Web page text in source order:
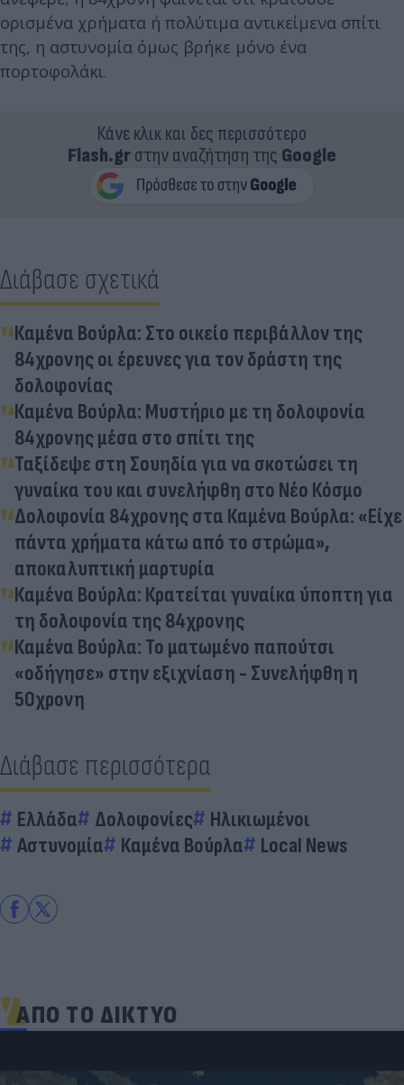
ορισμένα χρήματα ή πολύτιμα αντικείμενα σπίτι
της, η αστυνομία όμως βρήκε μόνο ένα
πορτοφολάκι.
Κάνε κλικ και δες περισσότερο
Flash.grστην αναζήτηση της Google
Διάβασε σχετικά
Καμένα Βούρλα: Στο οικείο περιβάλλον της
84χρονης οι έρευνες για τον δράστη της
δολοφονίας
Καμένα Βούρλα: Μυστήριο με τη δολοφονία
84χρονης μέσα στο σπίτι της
Ταξίδεψε στη Σουηδία για να σκοτώσει τη
γυναίκα του και συνελήφθη στο Νέο Κόσμο
Δολοφονία 84χρονης στα Καμένα Βούρλα: «Είχε
πάντα χρήματα κάτω από το στρώμα»,
αποκαλυπτική μαρτυρία
Καμένα Βούρλα: Κρατείται γυναίκα ύποπτη για
τη δολοφονία της 84χρονης
Καμένα Βούρλα: To ματωμένο παπούτσι
«οδήγησε» στην εξιχνίαση - Συνελήφθη η
50χρονη
Διάβασε περισσότερα
Ελλάδα Δολοφονίες
Ηλικιωμένοι
Αστυνομία
Καμένα Βούρλα Local News
ΑΠΟ ΤΟ ΔΙΚΤΥΟ